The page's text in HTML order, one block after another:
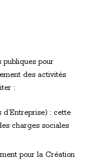
publiques pour
des activités
:
d’Entreprise) : cette
charges sociales
pour la Création